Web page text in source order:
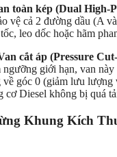
toàn kép (Dual High-
vệ cả 2 đường dầu (A
leo dốc hoặc hãm
cắt áp (Pressure
ngưỡng giới hạn, van
về góc 0 (giảm lưu lượng
cơ Diesel không bị quá
Khung Kích